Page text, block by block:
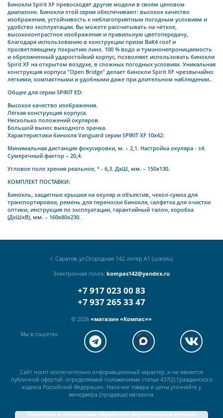
Бинокли Spirit XF превосходят другие модели в своём ценовом
диапазоне. Бинокли этой серии обеспечивают: высокое качество
изображения, устойчивость к неблагоприятным погодным условиям и
удобство эксплуатации. Вы можете рассчитывать на чёткое,
высококонтрастное изображение и правильную цветопередачу,
благодаря использованию в конструкции призм BaK4 roof и
просветляющему покрытию линз. 100 % водо и туманонепроницаемость
и обрезиненный ударостойкий корпус, позволяют использовать бинокли
Spirit XF на открытом воздухе, в сложных погодных условиях. Уникальная
конструкция корпуса "Open Bridge" делает бинокли Spirit XF чрезвычайно
лёгкими, компактными и удобными даже при длительном наблюдении..
Общее для серии SPIRIT ED:
Высокое качество изображения.
Лёгкая конструкция корпуса.
Несколько положений окуляров.
Большой вынос выходного зрачка.
Характеристики бинокля Vanguard серии SPIRIT XF 10х42:
Минимальная дистанция фокусировки, м. – 2,1. Настройка окуляра - ±4.
Сумеречный фактор – 20,4.
Угловое поле зрения реальное, ° - 6,3. ДхШ, мм. – 150х130.
КОМПЛЕКТ ПОСТАВКИ:
Бинокль, защитные крышки на окуляр и объектив, чехол-сумка для
транспортировки, ремень для переноски бинокля, салфетка для очистки
оптики, инструкция по эксплуатации, гарантийный талон, коробка
(ДхШхВ), мм. – 160х80х230.
г. Саратов, ул.Огородная 142, литер А1 (цоколь)
Электронная почта: kompas142@yandex.ru
+7 917 023 00 83
+7 937 265 33 47
© 2026 «магазин «Компас»»
Мы в соцсетях:
Сайт носит исключительно информационный характер, и не является
публичной офертой, определяемой положениями статьи 437(2) Гражданского
кодекса Российской Федерации. Наличие товара и цены уточняйте у
менеджера (продавца) магазина.
Политика в отношении обработки персональных данных